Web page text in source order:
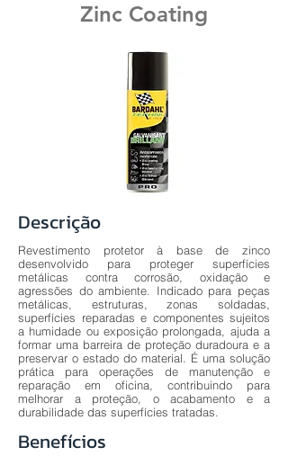
Zinc Coating
Descrição
Revestimento protetor à base de zinco
desenvolvido para proteger superfícies
metálicas contra corrosão, oxidação e
agressões do ambiente. Indicado para peças
metálicas, estruturas, zonas soldadas,
superfícies reparadas e componentes sujeitos
a humidade ou exposição prolongada, ajuda a
formar uma barreira de proteção duradoura e a
preservar o estado do material. É uma solução
prática para operações de manutenção e
reparação em oficina, contribuindo para
melhorar a proteção, o acabamento e a
durabilidade das superfícies tratadas.
Benefícios